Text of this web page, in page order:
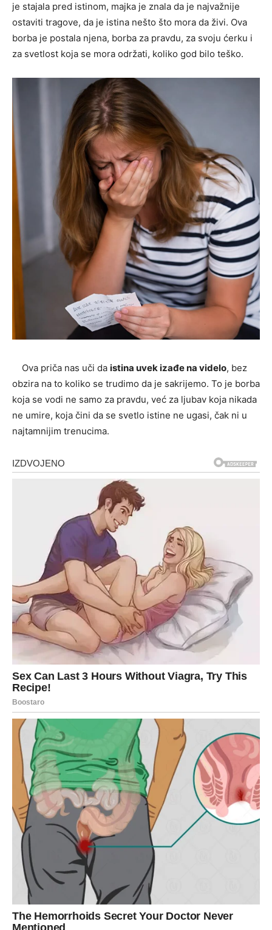
je stajala pred istinom, majka je znala da je najvažnije
ostaviti tragove, da je istina nešto što mora da živi. Ova
borba je postala njena, borba za pravdu, za svoju ćerku i
za svetlost koja se mora održati, koliko god bilo teško.
Ova priča nas uči da istina uvek izađe na videlo, bez
obzira na to koliko se trudimo da je sakrijemo. To je borba
koja se vodi ne samo za pravdu, već za ljubav koja nikada
ne umire, koja čini da se svetlo istine ne ugasi, čak ni u
najtamnijim trenucima.